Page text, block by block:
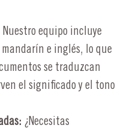
Nuestro equipo incluye
e inglés, lo que
se traduzcan
el significado y el tono
¿Necesitas